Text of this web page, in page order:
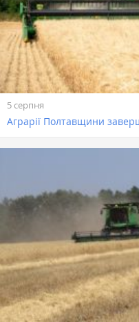
5 серпня
Аграрії Полтавщини